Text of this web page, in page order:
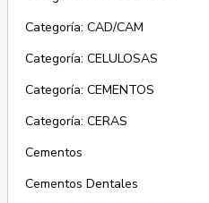
Categoría: CAD/CAM
Categoría: CELULOSAS
Categoría: CEMENTOS
Categoría: CERAS
Cementos
Cementos Dentales